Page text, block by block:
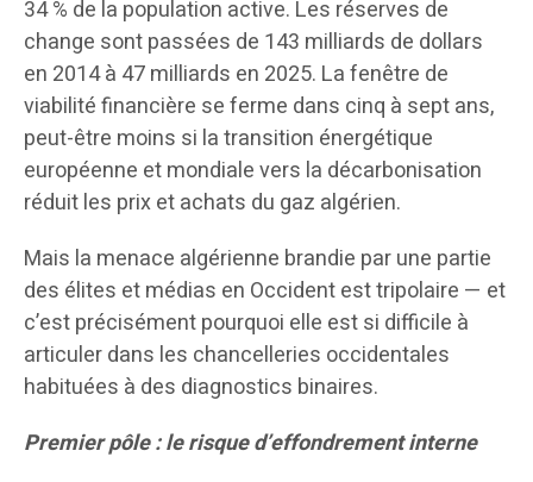
34 % de la population active. Les réserves de
change sont passées de 143 milliards de dollars
en 2014 à 47 milliards en 2025. La fenêtre de
viabilité financière se ferme dans cinq à sept ans,
peut-être moins si la transition énergétique
européenne et mondiale vers la décarbonisation
réduit les prix et achats du gaz algérien.
Mais la menace algérienne brandie par une partie
des élites et médias en Occident est tripolaire — et
c’est précisément pourquoi elle est si difficile à
articuler dans les chancelleries occidentales
habituées à des diagnostics binaires.
Premier pôle : le risque d’effondrement interne